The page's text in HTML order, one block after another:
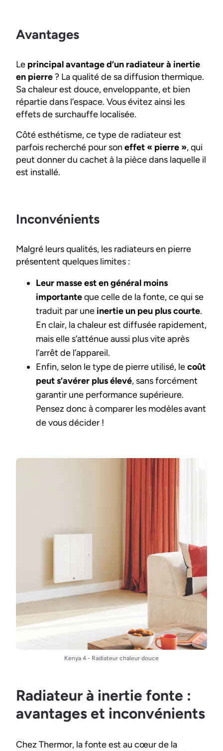
Avantages
Le principal avantage d’un radiateur à inertie
en pierre? La qualité de sa diffusion thermique.
Sa chaleur est douce, enveloppante, et bien
répartie dans l’espace. Vous évitez ainsi les
effets de surchauffe localisée.
Côté esthétisme, ce type de radiateur est
parfois recherché pour son effet « pierre », qui
peut donner du cachet à la pièce dans laquelle il
est installé.
Inconvénients
Malgré leurs qualités, les radiateurs en pierre
présentent quelques limites :
Leur masse est en général moins
importanteque celle de la fonte, ce qui se
traduit par une inertie un peu plus courte.
En clair, la chaleur est diffusée rapidement,
mais elle s’atténue aussi plus vite après
l’arrêt de l’appareil.
Enfin, selon le type de pierre utilisé, lecoût
peut s’avérer plus élevé, sans forcément
garantir une performance supérieure.
Pensez donc à comparer les modèles avant
de vous décider !
Kenya 4 - Radiateur chaleur douce
Radiateur à inertie fonte :
avantages et inconvénients
Chez Thermor, la fonte est au cœur de la